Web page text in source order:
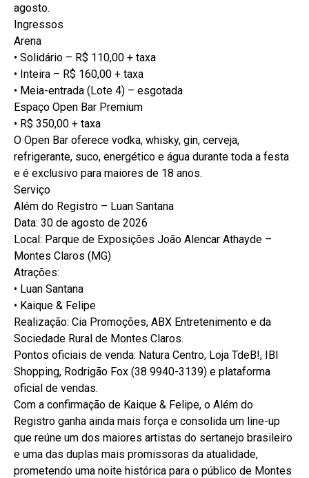
agosto.
Ingressos
Arena
• Solidário – R$ 110,00 + taxa
• Inteira – R$ 160,00 + taxa
• Meia-entrada (Lote 4) – esgotada
Espaço Open Bar Premium
• R$ 350,00 + taxa
O Open Bar oferece vodka, whisky, gin, cerveja,
refrigerante, suco, energético e água durante toda a festa
e é exclusivo para maiores de 18 anos.
Serviço
Além do Registro – Luan Santana
Data: 30 de agosto de 2026
Local: Parque de Exposições João Alencar Athayde –
Montes Claros (MG)
Atrações:
• Luan Santana
• Kaique & Felipe
Realização: Cia Promoções, ABX Entretenimento e da
Sociedade Rural de Montes Claros.
Pontos oficiais de venda: Natura Centro, Loja TdeB!, IBI
Shopping, Rodrigão Fox (38 9940-3139) e plataforma
oficial de vendas.
Com a confirmação de Kaique & Felipe, o Além do
Registro ganha ainda mais força e consolida um line-up
que reúne um dos maiores artistas do sertanejo brasileiro
e uma das duplas mais promissoras da atualidade,
prometendo uma noite histórica para o público de Montes